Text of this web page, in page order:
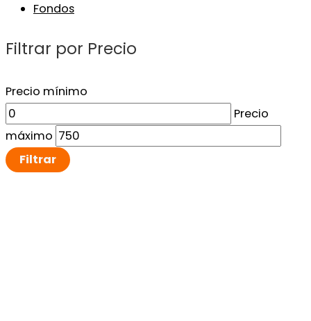
Fondos
Filtrar por Precio
Precio mínimo
Precio
máximo
Filtrar